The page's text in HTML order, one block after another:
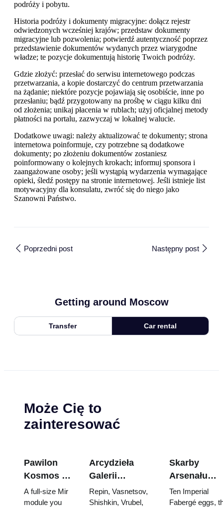
podróży i pobytu.
Historia podróży i dokumenty migracyjne: dołącz rejestr
odwiedzonych wcześniej krajów; przedstaw dokumenty
migracyjne lub pozwolenia; potwierdź autentyczność poprzez
przedstawienie dokumentów wydanych przez wiarygodne
władze; te pozycje dokumentują historię Twoich podróży.
Gdzie złożyć: przesłać do serwisu internetowego podczas
przetwarzania, a kopie dostarczyć do centrum przetwarzania
na żądanie; niektóre pozycje pojawiają się osobiście, inne po
przesłaniu; bądź przygotowany na prośbę w ciągu kilku dni
od złożenia; unikaj płacenia w rublach; użyj oficjalnej metody
płatności na portalu, zazwyczaj w lokalnej walucie.
Dodatkowe uwagi: należy aktualizować te dokumenty; strona
internetowa poinformuje, czy potrzebne są dodatkowe
dokumenty; po złożeniu dokumentów zostaniesz
poinformowany o kolejnych krokach; informuj sponsora i
zaangażowane osoby; jeśli wystąpią wydarzenia wymagające
opieki, śledź postępy na stronie internetowej. Jeśli istnieje list
motywacyjny dla konsulatu, zwróć się do niego jako
Szanowni Państwo.
Poprzedni post Następny post
Getting around Moscow
Transfer Car rental
Może Cię to
zainteresować
Pawilon
Kosmos na
WDNCh:
Wewnątrz
A full-size Mir
module you
Arcydzieła
Galerii
Tretiakowskiej:
Obrazy, dla
Repin, Vasnetsov,
Shishkin, Vrubel,
Skarby
Arsenału
Kremla:
Fabergé,
Ten Imperial
Fabergé eggs,